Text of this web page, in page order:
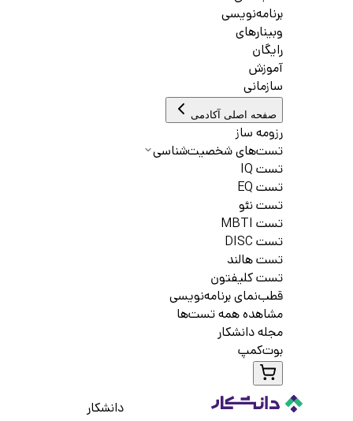
برنامه‌نویسی
وبینارهای
رایگان
آموزش
سازمانی
صفحه اصلی آکادمی
رزومه ساز
تست‌های شخصیت‌شناسی
تست IQ
تست EQ
تست نئو
تست MBTI
تست DISC
تست هالند
تست کلیفتون
قطب‌نمای برنامه‌نویسی
مشاهده همه تست‌ها
مجله دانشکار
بوت‌کمپ
دانشکار